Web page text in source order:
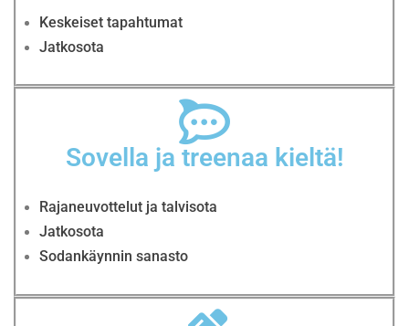
Keskeiset tapahtumat
Jatkosota
Sovella ja treenaa kieltä!
Rajaneuvottelut ja talvisota
Jatkosota
Sodankäynnin sanasto